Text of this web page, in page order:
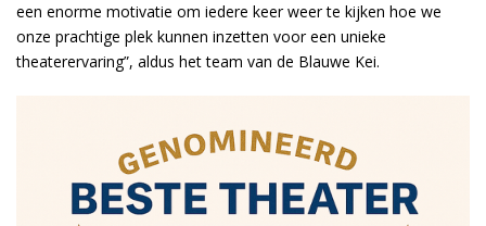
een enorme motivatie om iedere keer weer te kijken hoe we
onze prachtige plek kunnen inzetten voor een unieke
theaterervaring”, aldus het team van de Blauwe Kei.